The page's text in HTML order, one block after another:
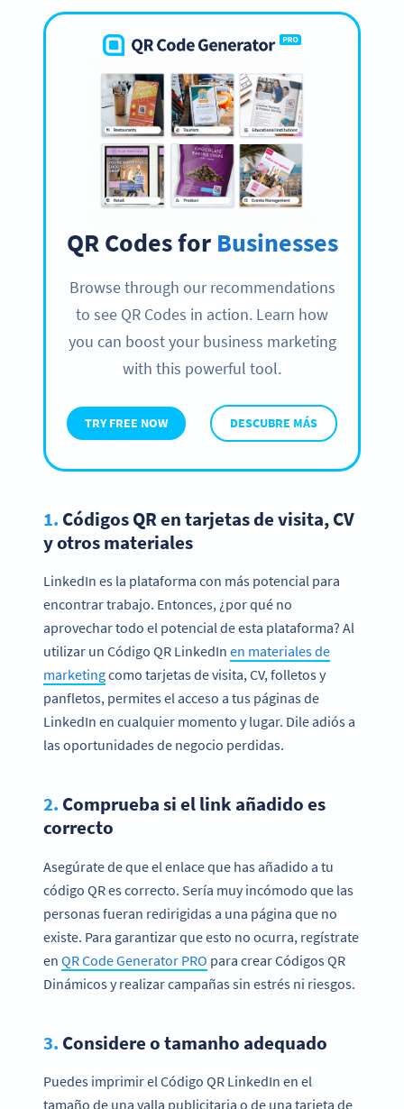
QR Codes for Businesses
Browse through our recommendations
to see QR Codes in action. Learn how
you can boost your business marketing
with this powerful tool.
TRY FREE NOW DESCUBRE MÁS
1. Códigos QR en tarjetas de visita, CV
y otros materiales
LinkedIn es la plataforma con más potencial para
encontrar trabajo. Entonces, ¿por qué no
aprovechar todo el potencial de esta plataforma? Al
utilizar un Código QR LinkedIn en materiales de
marketingcomo tarjetas de visita, CV, folletos y
panfletos, permites el acceso a tus páginas de
LinkedIn en cualquier momento y lugar. Dile adiós a
las oportunidades de negocio perdidas.
2. Comprueba si el link añadido es
correcto
Asegúrate de que el enlace que has añadido a tu
código QR es correcto. Sería muy incómodo que las
personas fueran redirigidas a una página que no
existe. Para garantizar que esto no ocurra, regístrate
en QR Code Generator PRO para crear Códigos QR
Dinámicos y realizar campañas sin estrés ni riesgos.
3. Considere o tamanho adequado
Puedes imprimir el Código QR LinkedIn en el
tamaño de una valla publicitaria o de una tarjeta de